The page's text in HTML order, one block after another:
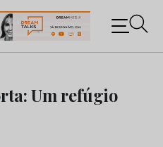
sobre os negócios do
Um refúgio